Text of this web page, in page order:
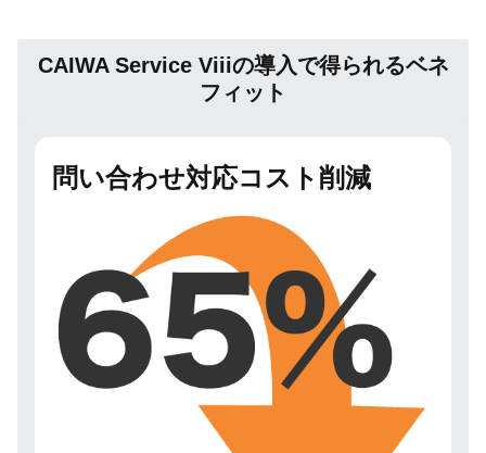
CAIWA Service Viiiの導入で得られるベネ
フィット
問い合わせ対応コスト削減